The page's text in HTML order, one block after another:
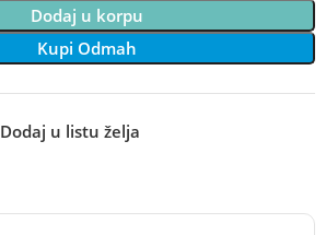
Dodaj u korpu
Kupi Odmah
Dodaj u listu želja